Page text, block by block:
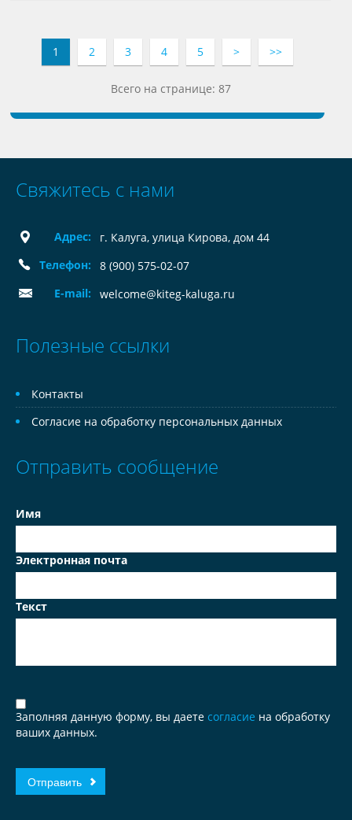
1 2 3 4 5 > >>
Всего на странице: 87
Свяжитесь с нами
Адрес:
г. Калуга, улица Кирова, дом 44
Телефон:
8 (900) 575-02-07
E-mail:
welcome@kiteg-kaluga.ru
Полезные ссылки
Контакты
Согласие на обработку персональных данных
Отправить сообщение
Имя
Электронная почта
Текст
Заполняя данную форму, вы даете согласие на обработку
ваших данных.